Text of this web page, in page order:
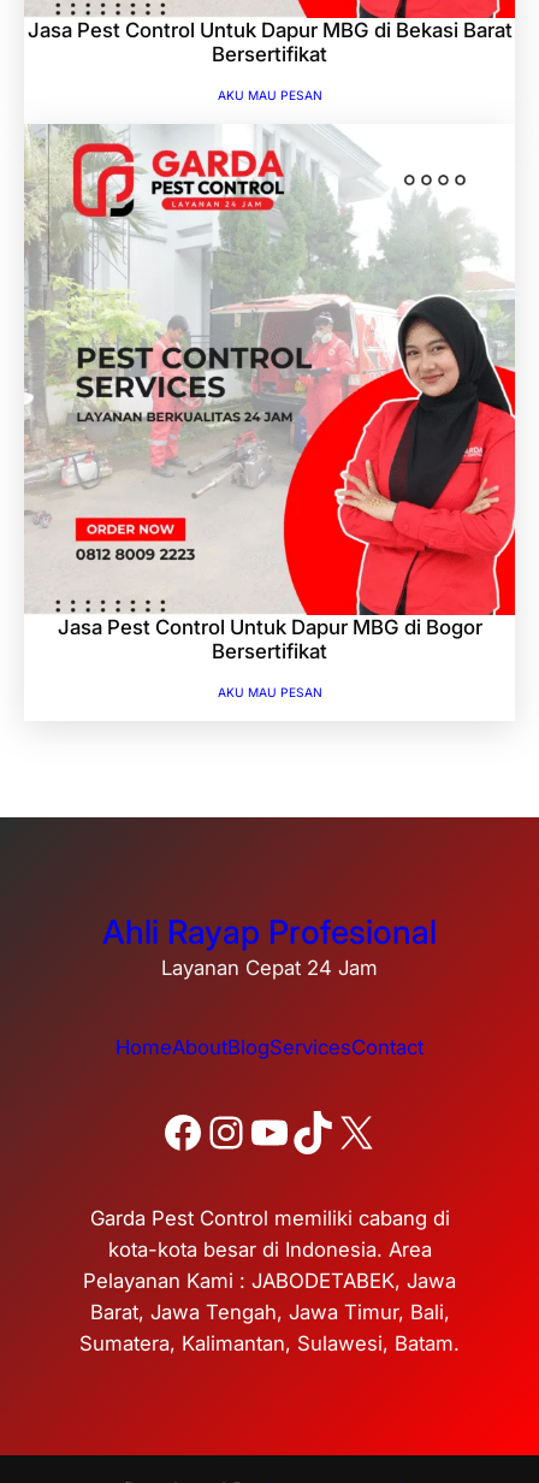
Jasa Pest Control Untuk Dapur MBG di Bekasi Barat
Bersertifikat
AKU MAU PESAN
Jasa Pest Control Untuk Dapur MBG di Bogor
Bersertifikat
AKU MAU PESAN
Ahli Rayap Profesional
Layanan Cepat 24 Jam
HomeAboutBlogServicesContact
Facebook Instagram YouTube TikTok X
Garda Pest Control memiliki cabang di
kota-kota besar di Indonesia. Area
Pelayanan Kami : JABODETABEK, Jawa
Barat, Jawa Tengah, Jawa Timur, Bali,
Sumatera, Kalimantan, Sulawesi, Batam.